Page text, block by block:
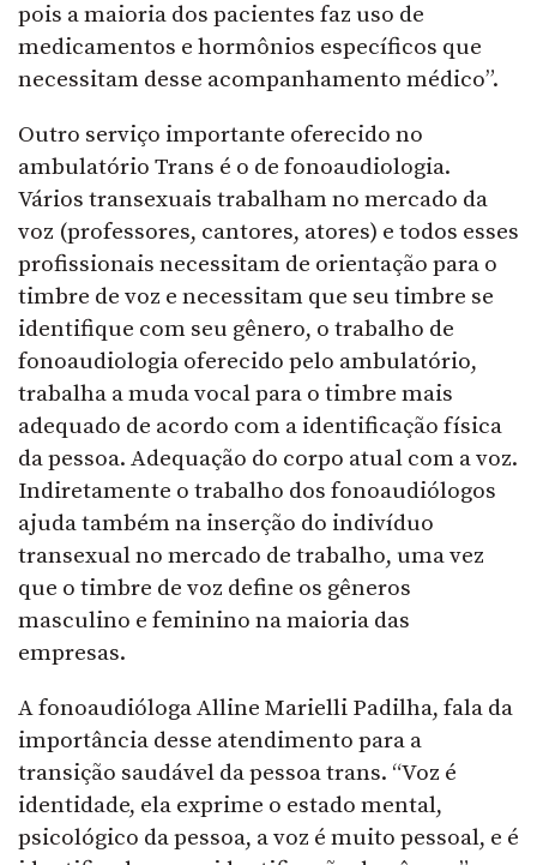
pois a maioria dos pacientes faz uso de
medicamentos e hormônios específicos que
necessitam desse acompanhamento médico”.
Outro serviço importante oferecido no
ambulatório Trans é o de fonoaudiologia.
Vários transexuais trabalham no mercado da
voz (professores, cantores, atores) e todos esses
profissionais necessitam de orientação para o
timbre de voz e necessitam que seu timbre se
identifique com seu gênero, o trabalho de
fonoaudiologia oferecido pelo ambulatório,
trabalha a muda vocal para o timbre mais
adequado de acordo com a identificação física
da pessoa. Adequação do corpo atual com a voz.
Indiretamente o trabalho dos fonoaudiólogos
ajuda também na inserção do indivíduo
transexual no mercado de trabalho, uma vez
que o timbre de voz define os gêneros
masculino e feminino na maioria das
empresas.
A fonoaudióloga Alline Marielli Padilha, fala da
importância desse atendimento para a
transição saudável da pessoa trans. “Voz é
identidade, ela exprime o estado mental,
psicológico da pessoa, a voz é muito pessoal, e é